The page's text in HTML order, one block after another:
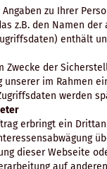
zu Ihrer
z.B. den Namen
enthält
der
im Rahmen
werden
erbringt ein
dieser Webseite
auf